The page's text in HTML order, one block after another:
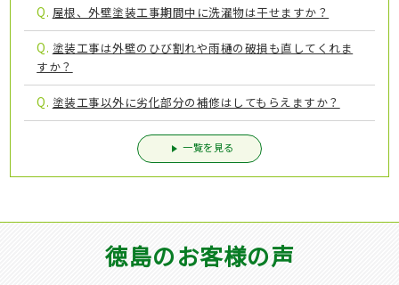
Q. 屋根、外壁塗装工事期間中に洗濯物は干せますか？
Q. 塗装工事は外壁のひび割れや雨樋の破損も直してくれま
すか？
Q. 塗装工事以外に劣化部分の補修はしてもらえますか？
一覧を見る
徳島のお客様の声